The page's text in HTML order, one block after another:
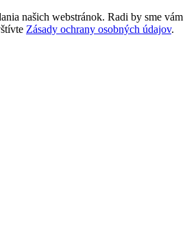
našich webstránok. Radi by sme
Zásady ochrany osobných údajov.